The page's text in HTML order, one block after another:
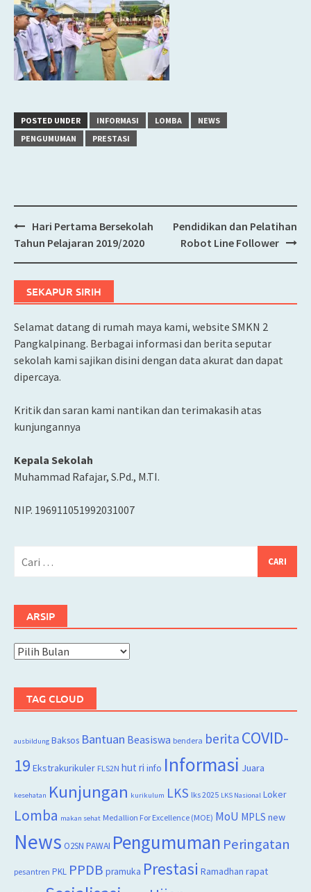
POSTED UNDER INFORMASI LOMBA
NEWS
PENGUMUMAN
PRESTASI
Post
navigation
Hari Pertama Bersekolah
Tahun Pelajaran 2019/2020
Pendidikan dan Pelatihan
Robot Line Follower
SEKAPUR SIRIH
Selamat datang di rumah maya kami, website SMKN 2
Pangkalpinang. Berbagai informasi dan berita seputar
sekolah kami sajikan disini dengan data akurat dan dapat
dipercaya.
Kritik dan saran kami nantikan dan terimakasih atas
kunjungannya
Kepala Sekolah
Muhammad Rafajar, S.Pd., M.TI.
NIP. 196911051992031007
ARSIP
Arsip
TAG CLOUD
ausbildung Baksos Bantuan Beasiswa bendera berita COVID-
19 Ekstrakurikuler FLS2N hut ri info Informasi Juara
kesehatan Kunjungan kurikulum LKS lks 2025 LKS Nasional Loker
Lomba makan sehat Medallion For Excellence (MOE) MoU MPLS new
News O2SN PAWAI Pengumuman Peringatan
pesantren PKL PPDB pramuka Prestasi Ramadhan rapat